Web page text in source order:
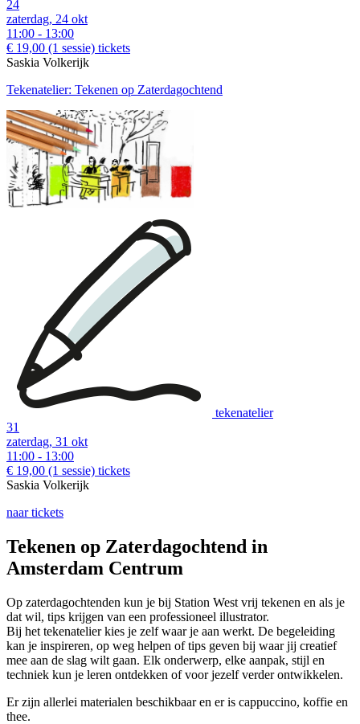
24
zaterdag, 24 okt
11:00 - 13:00
€ 19,00 (1 sessie) tickets
Saskia Volkerijk
Tekenatelier: Tekenen op Zaterdagochtend
tekenatelier
31
zaterdag, 31 okt
11:00 - 13:00
€ 19,00 (1 sessie) tickets
Saskia Volkerijk
naar tickets
Tekenen op Zaterdagochtend in
Amsterdam Centrum
Op zaterdagochtenden kun je bij Station West vrij tekenen en als je
dat wil, tips krijgen van een professioneel illustrator.
Bij het tekenatelier kies je zelf waar je aan werkt. De begeleiding
kan je inspireren, op weg helpen of tips geven bij waar jij creatief
mee aan de slag wilt gaan. Elk onderwerp, elke aanpak, stijl en
techniek kun je leren ontdekken of voor jezelf verder ontwikkelen.
Er zijn allerlei materialen beschikbaar en er is cappuccino, koffie en
thee.